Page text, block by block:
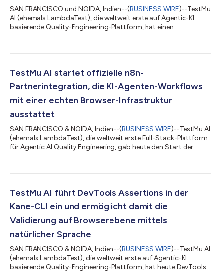
SAN FRANCISCO und NOIDA, Indien--(BUSINESS WIRE)--TestMu
AI (ehemals LambdaTest), die weltweit erste auf Agentic-KI
basierende Quality-Engineering-Plattform, hat einen
Prozess basiert auf der Weiterentwicklung eines
Produktanforderung zur Versandentscheidung. Dabei werden
TestMu AI startet offizielle n8n-
Partnerintegration, die KI-Agenten-Workflows
mit einer echten Browser-Infrastruktur
ausstattet
SAN FRANCISCO & NOIDA, Indien--(BUSINESS WIRE)--TestMu AI
(ehemals LambdaTest), die weltweit erste Full-Stack-Plattform
für Agentic AI Quality Engineering, gab heute den Start der
Automatisierungs-Plattformen für KI-Agenten und
Integration ist als verifizierter n8n-Partner-Community-Node
TestMu AI führt DevTools Assertions in der
Kane-CLI ein und ermöglicht damit die
Validierung auf Browserebene mittels
natürlicher Sprache
SAN FRANCISCO & NOIDA, Indien--(BUSINESS WIRE)--TestMu AI
(ehemals LambdaTest), die weltweit erste auf Agentic-KI
basierende Quality-Engineering-Plattform, hat heute DevTools